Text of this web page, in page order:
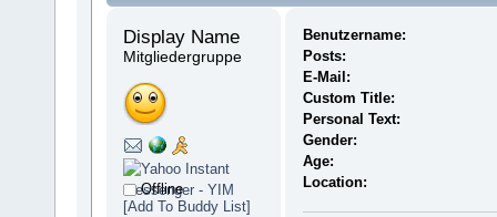
Display Name
Mitgliedergruppe
Offline
[Add To Buddy List]
Benutzername:
Posts:
E-Mail:
Custom Title:
Personal Text:
Gender:
Age:
Location: